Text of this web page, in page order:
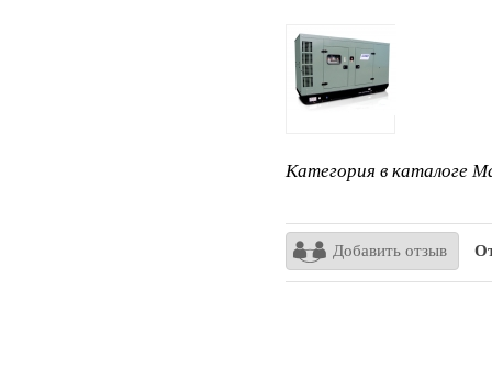
Категория в каталоге
Добавить отзыв